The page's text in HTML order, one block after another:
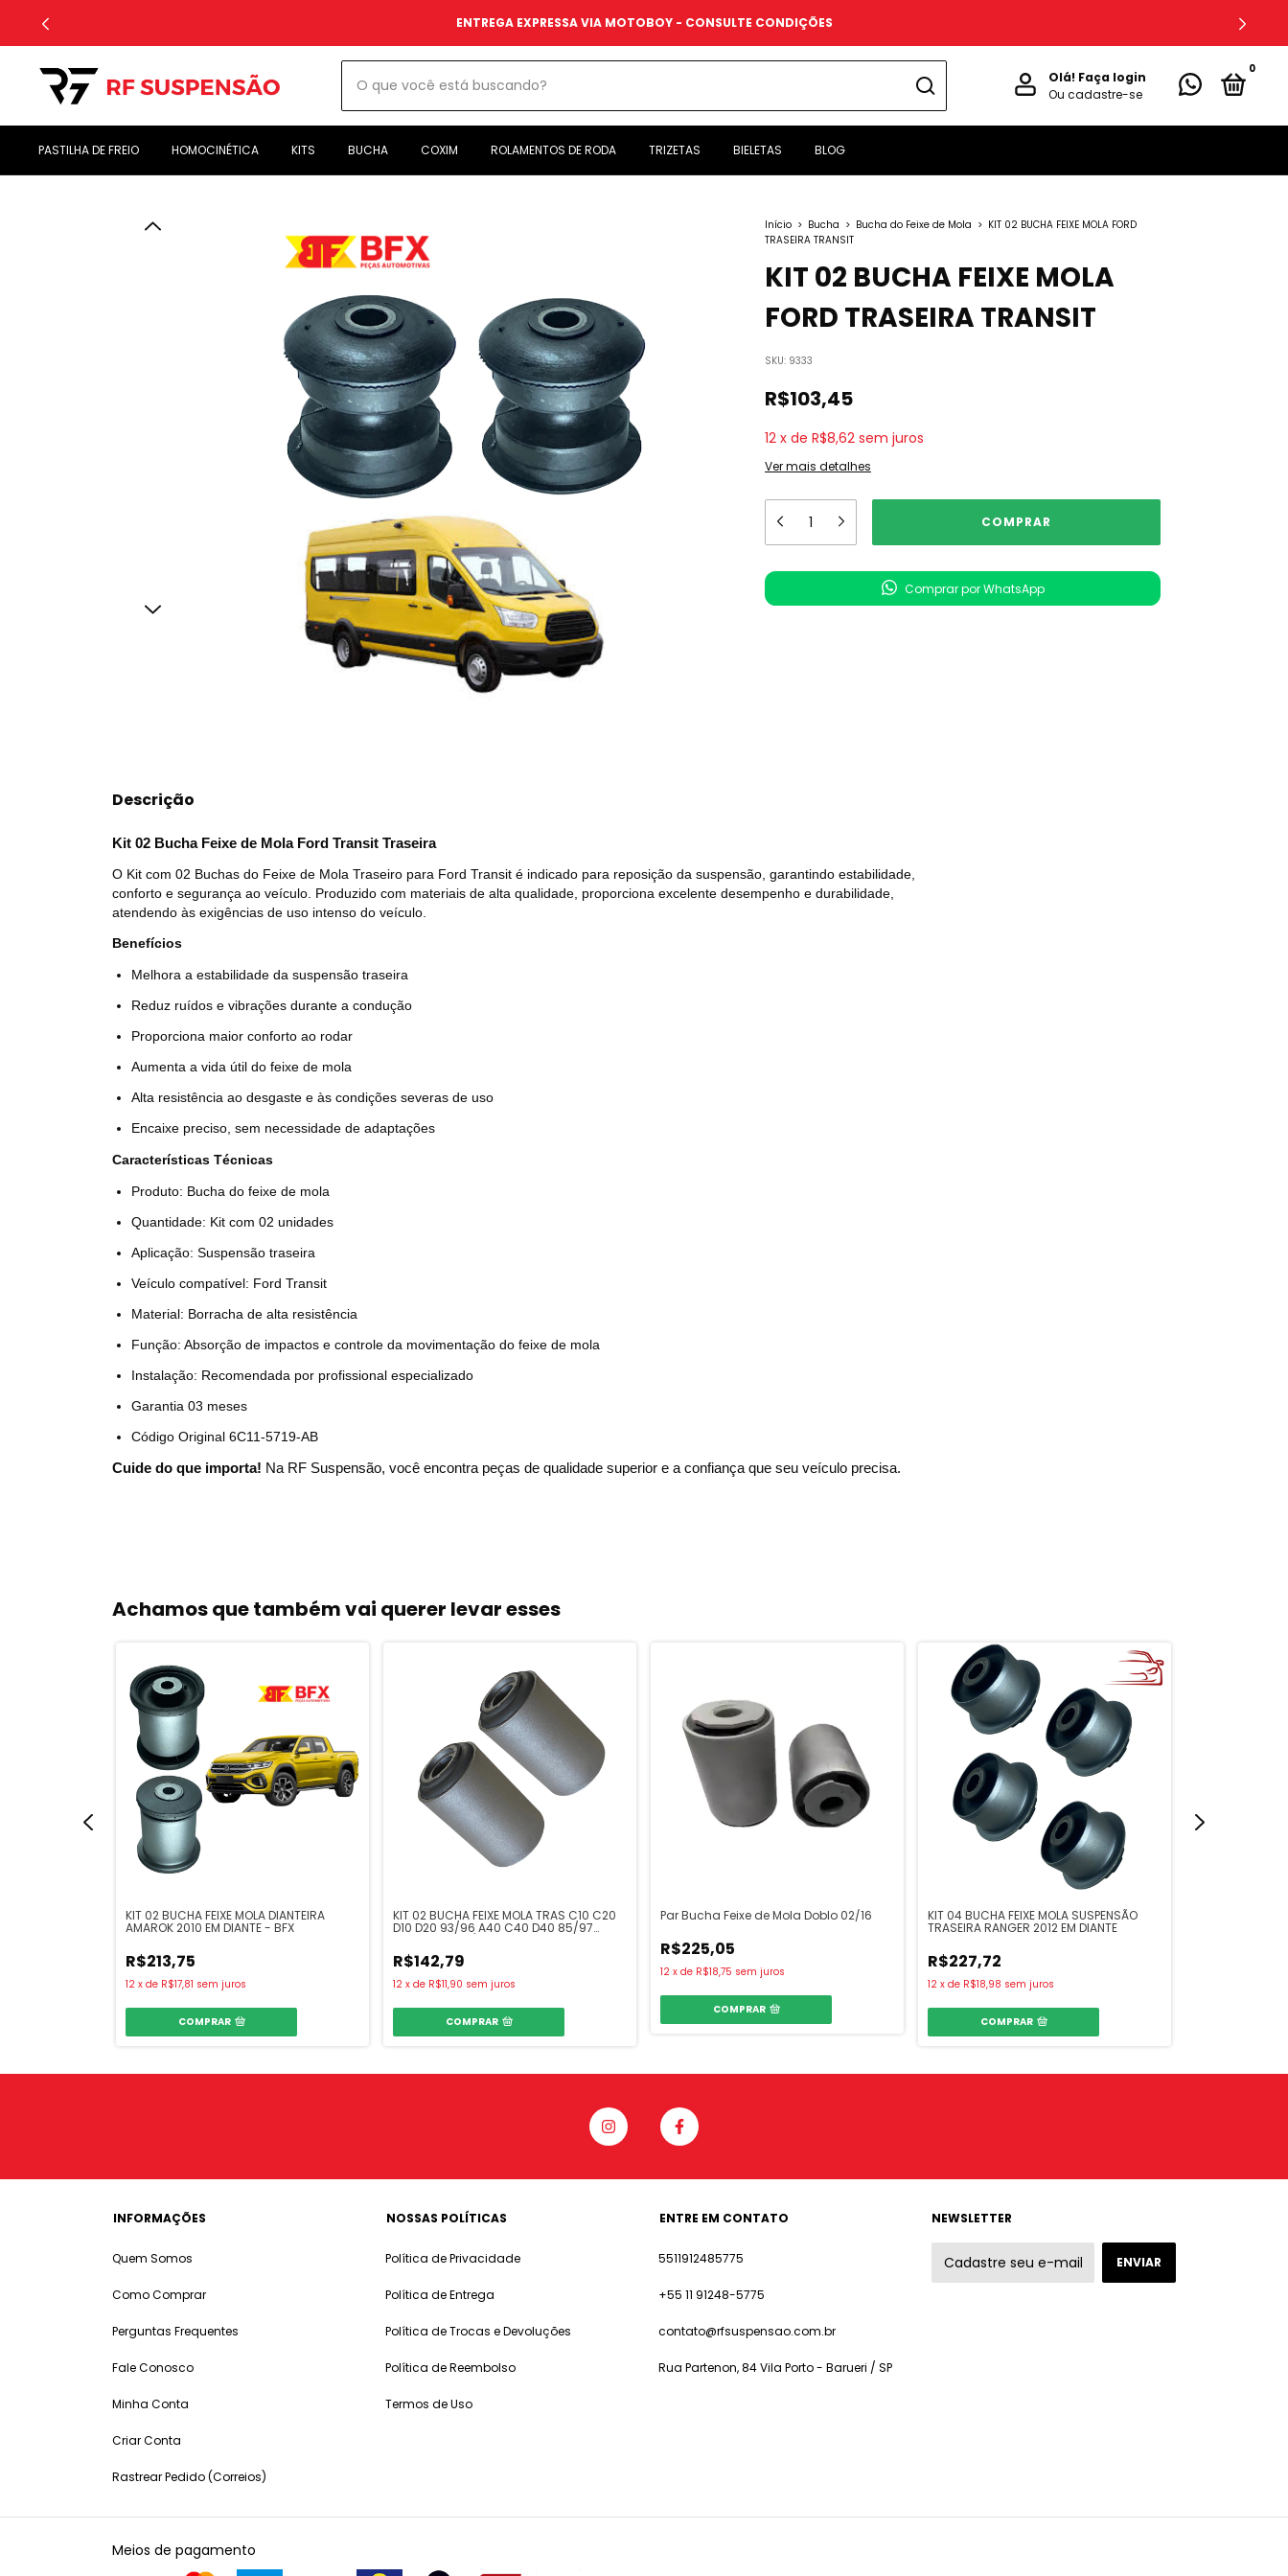
ENTREGA EXPRESSA VIA MOTOBOY - CONSULTE CONDIÇÕES
Olá! Faça login
Ou cadastre-se
0
PASTILHA DE FREIO HOMOCINÉTICA KITS BUCHA COXIM ROLAMENTOS DE RODA TRIZETAS BIELETAS BLOG
Início > Bucha > Bucha do Feixe de Mola > KIT 02 BUCHA FEIXE MOLA FORD
TRASEIRA TRANSIT
KIT 02 BUCHA FEIXE MOLA
FORD TRASEIRA TRANSIT
SKU: 9333
R$103,45
12 x de R$8,62 sem juros
Ver mais detalhes
Comprar por WhatsApp
Descrição
Kit 02 Bucha Feixe de Mola Ford Transit Traseira
O Kit com 02 Buchas do Feixe de Mola Traseiro para Ford Transit é indicado para reposição da suspensão, garantindo estabilidade,
conforto e segurança ao veículo. Produzido com materiais de alta qualidade, proporciona excelente desempenho e durabilidade,
atendendo às exigências de uso intenso do veículo.
Benefícios
Melhora a estabilidade da suspensão traseira
Reduz ruídos e vibrações durante a condução
Proporciona maior conforto ao rodar
Aumenta a vida útil do feixe de mola
Alta resistência ao desgaste e às condições severas de uso
Encaixe preciso, sem necessidade de adaptações
Características Técnicas
Produto: Bucha do feixe de mola
Quantidade: Kit com 02 unidades
Aplicação: Suspensão traseira
Veículo compatível: Ford Transit
Material: Borracha de alta resistência
Função: Absorção de impactos e controle da movimentação do feixe de mola
Instalação: Recomendada por profissional especializado
Garantia 03 meses
Código Original 6C11-5719-AB
Cuide do que importa! Na RF Suspensão, você encontra peças de qualidade superior e a confiança que seu veículo precisa.
Achamos que também vai querer levar esses
KIT 02 BUCHA FEIXE MOLA DIANTEIRA
AMAROK 2010 EM DIANTE - BFX
R$213,75
12 x de R$17,81 sem juros
COMPRAR
KIT 02 BUCHA FEIXE MOLA TRAS C10 C20
D10 D20 93/96 A40 C40 D40 85/97
R$142,79
12 x de R$11,90 sem juros
COMPRAR
Par Bucha Feixe de Mola Doblo 02/16
R$225,05
12 x de R$18,75 sem juros
COMPRAR
KIT 04 BUCHA FEIXE MOLA SUSPENSÃO
TRASEIRA RANGER 2012 EM DIANTE
R$227,72
12 x de R$18,98 sem juros
COMPRAR
INFORMAÇÕES
Quem Somos
Como Comprar
Perguntas Frequentes
Fale Conosco
Minha Conta
Criar Conta
Rastrear Pedido (Correios)
NOSSAS POLÍTICAS
Política de Privacidade
Política de Entrega
Política de Trocas e Devoluções
Política de Reembolso
Termos de Uso
ENTRE EM CONTATO
5511912485775
+55 11 91248-5775
contato@rfsuspensao.com.br
Rua Partenon, 84 Vila Porto - Barueri / SP
NEWSLETTER
Meios de pagamento